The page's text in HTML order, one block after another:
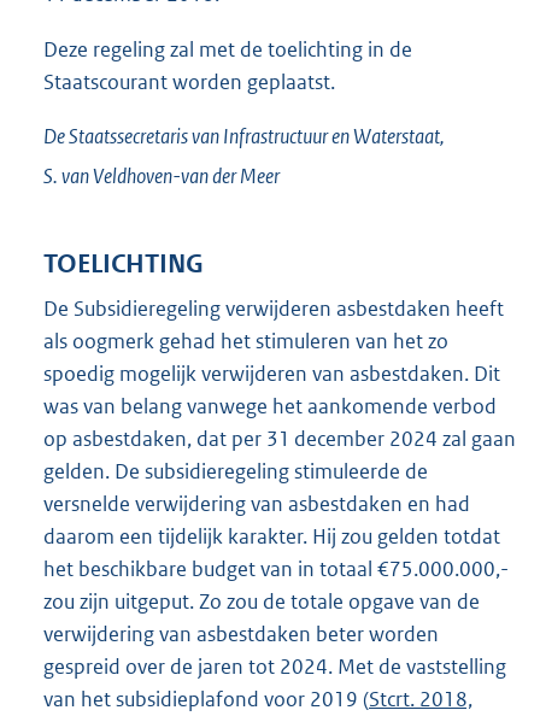
Deze regeling zal met de toelichting in de
Staatscourant worden geplaatst.
De Staatssecretaris van Infrastructuur en Waterstaat,
S. vanVeldhoven-van der Meer
TOELICHTING
De Subsidieregeling verwijderen asbestdaken heeft
als oogmerk gehad het stimuleren van het zo
spoedig mogelijk verwijderen van asbestdaken. Dit
was van belang vanwege het aankomende verbod
op asbestdaken, dat per 31 december 2024 zal gaan
gelden. De subsidieregeling stimuleerde de
versnelde verwijdering van asbestdaken en had
daarom een tijdelijk karakter. Hij zou gelden totdat
het beschikbare budget van in totaal €75.000.000,-
zou zijn uitgeput. Zo zou de totale opgave van de
verwijdering van asbestdaken beter worden
gespreid over de jaren tot 2024. Met de vaststelling
van het subsidieplafond voor 2019 (Stcrt. 2018,